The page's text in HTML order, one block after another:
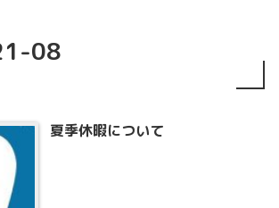
08
夏季休暇について